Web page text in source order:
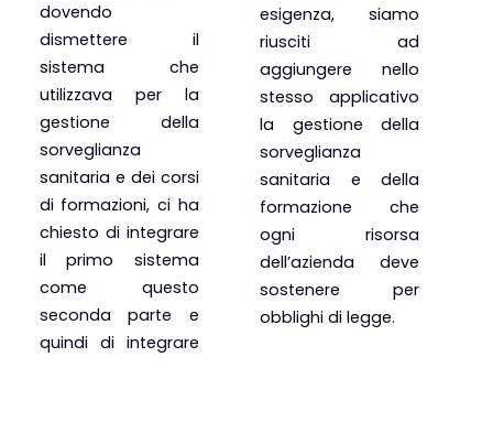
dovendo
dismettere il
sistema che
utilizzava per la
gestione della
sorveglianza
sanitaria e dei corsi
di formazioni, ci ha
chiesto di integrare
il primo sistema
come questo
seconda parte e
quindi di integrare
esigenza, siamo
riusciti ad
aggiungere nello
stesso applicativo
la gestione della
sorveglianza
sanitaria e della
formazione che
ogni risorsa
dell’azienda deve
sostenere per
obblighi di legge.